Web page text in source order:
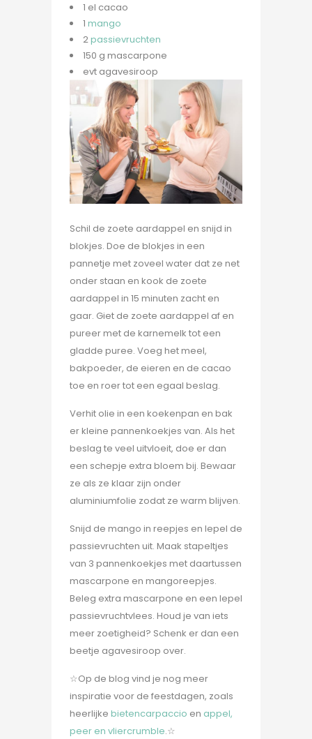
1 el cacao
1 mango
2passievruchten
150 g mascarpone
evt agavesiroop
Schil de zoete aardappel en snijd in
blokjes. Doe de blokjes in een
pannetje met zoveel water dat ze net
onder staan en kook de zoete
aardappel in 15 minuten zacht en
gaar. Giet de zoete aardappel af en
pureer met de karnemelk tot een
gladde puree. Voeg het meel,
bakpoeder, de eieren en de cacao
toe en roer tot een egaal beslag.
Verhit olie in een koekenpan en bak
er kleine pannenkoekjes van. Als het
beslag te veel uitvloeit, doe er dan
een schepje extra bloem bij. Bewaar
ze als ze klaar zijn onder
aluminiumfolie zodat ze warm blijven.
Snijd de mango in reepjes en lepel de
passievruchten uit. Maak stapeltjes
van 3 pannenkoekjes met daartussen
mascarpone en mangoreepjes.
Beleg extra mascarpone en een lepel
passievruchtvlees. Houd je van iets
meer zoetigheid? Schenk er dan een
beetje agavesiroop over.
☆Op de blog vind je nog meer
inspiratie voor de feestdagen, zoals
heerlijke bietencarpaccio en appel,
peer en vliercrumble.☆